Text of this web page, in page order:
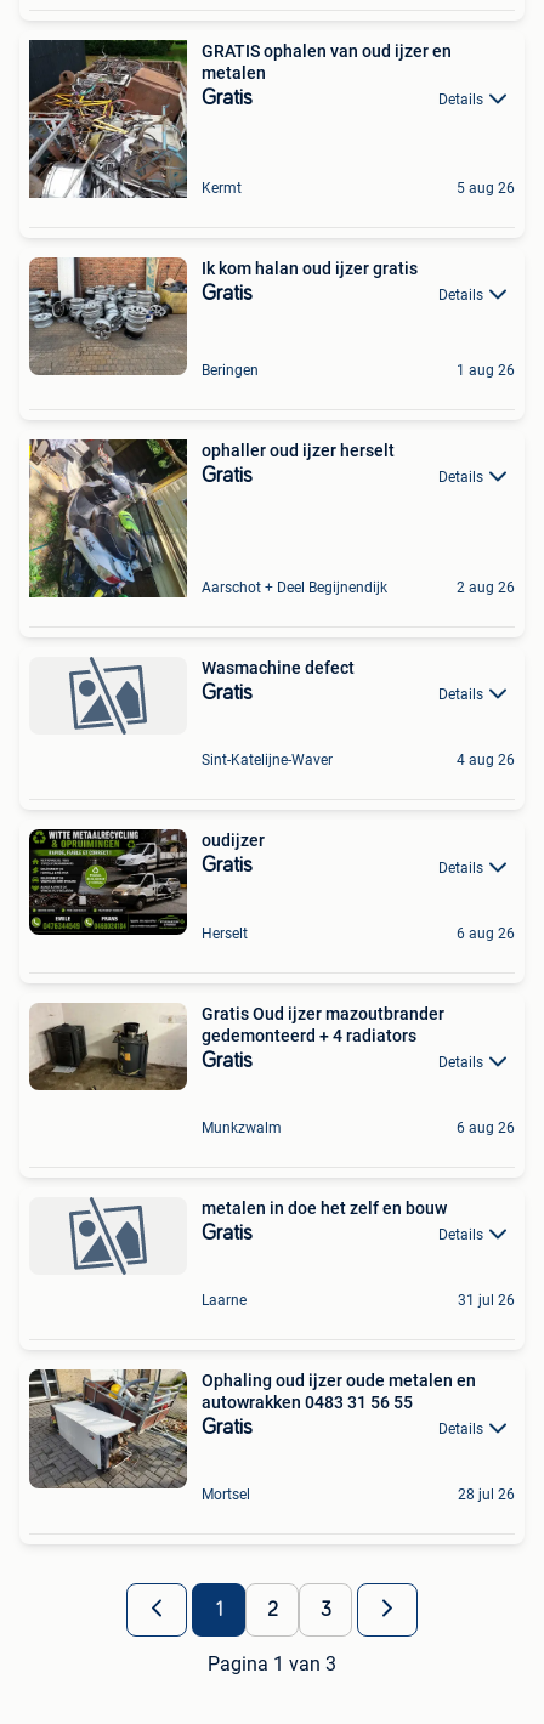
GRATIS ophalen van oud ijzer en
metalen
Gratis Details
Kermt 5 aug 26
Ik kom halan oud ijzer gratis
Gratis Details
Beringen 1 aug 26
ophaller oud ijzer herselt
Gratis Details
Aarschot + Deel Begijnendijk 2 aug 26
Wasmachine defect
Gratis Details
Sint-Katelijne-Waver 4 aug 26
oudijzer
Gratis Details
Herselt 6 aug 26
Gratis Oud ijzer mazoutbrander
gedemonteerd + 4 radiators
Gratis Details
Munkzwalm 6 aug 26
metalen in doe het zelf en bouw
Gratis Details
Laarne 31 jul 26
Ophaling oud ijzer oude metalen en
autowrakken 0483 31 56 55
Gratis Details
Mortsel 28 jul 26
1 2 3
Pagina 1 van 3